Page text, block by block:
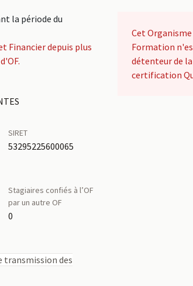
la période du
Financier depuis plus
SIRET
53295225600065
Stagiaires confiés à l’OF
par un autre OF
0
des
Cet Organisme
Formation
détenteur de la
certification